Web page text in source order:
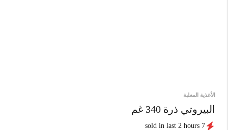
الأغذية المعلبة
البيروتي ذرة 340 غم
7 sold in last 2 hours